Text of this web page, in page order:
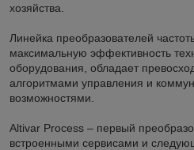
хозяйства.
Линейка преобразователей
максимальную эффективность
оборудования, обладает
алгоритмами управления и
возможностями.
Altivar Process – первый
встроенными сервисами и